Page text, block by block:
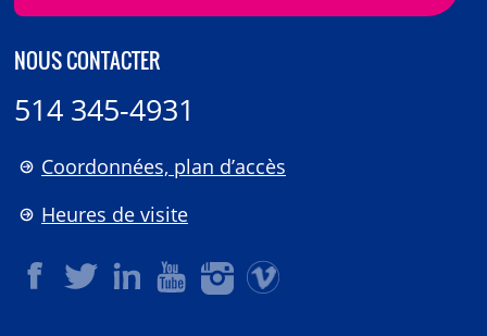
NOUS CONTACTER
514 345-4931
Coordonnées, plan d’accès
Heures de visite